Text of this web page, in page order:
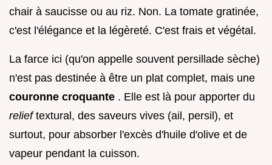
chair à saucisse ou au riz. Non. La tomate gratinée,
c'est l'élégance et la légèreté. C'est frais et végétal.
La farce ici (qu'on appelle souvent persillade sèche)
n'est pas destinée à être un plat complet, mais une
couronne croquante . Elle est là pour apporter du
relieftextural, des saveurs vives (ail, persil), et
surtout, pour absorber l'excès d'huile d'olive et de
vapeur pendant la cuisson.